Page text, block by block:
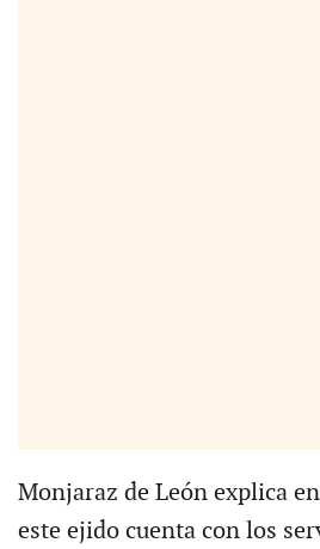
Monjaraz de León explica
este ejido cuenta con los